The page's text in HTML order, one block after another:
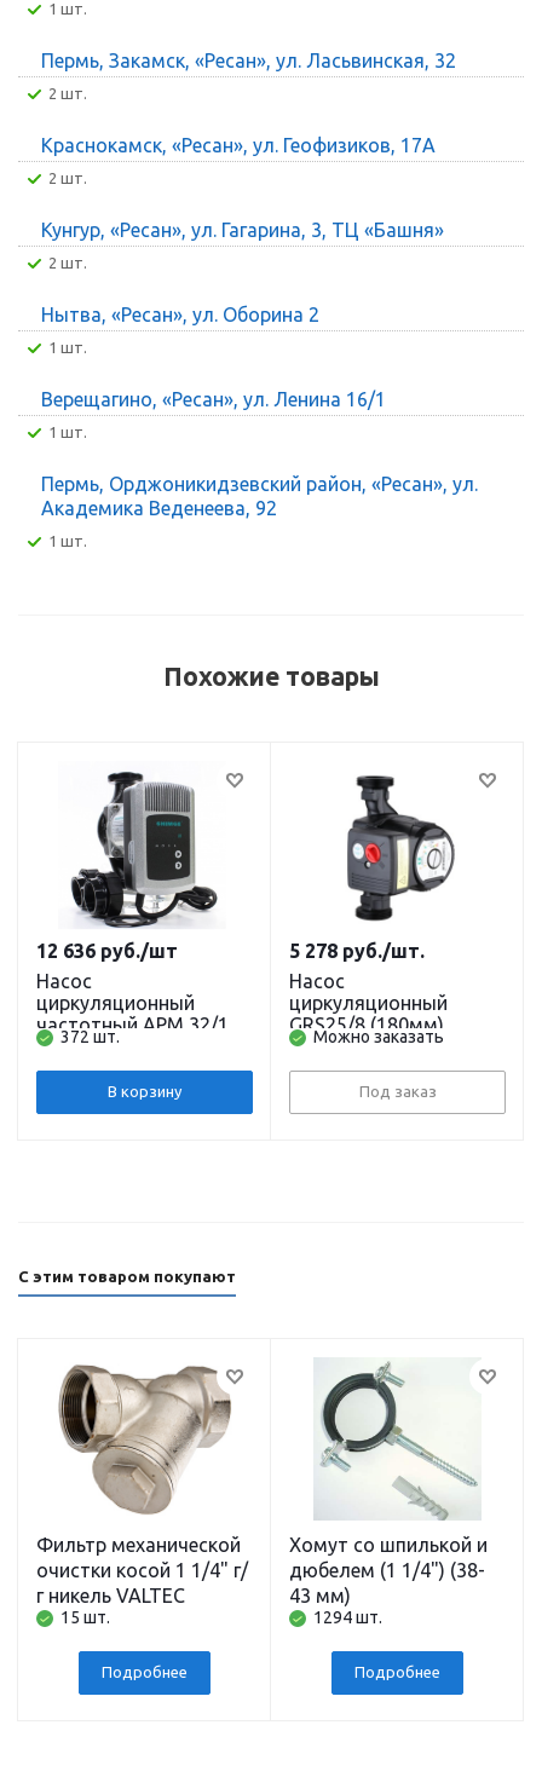
1 шт.
Пермь, Закамск, «Ресан», ул. Ласьвинская, 32
2 шт.
Краснокамск, «Ресан», ул. Геофизиков, 17А
2 шт.
Кунгур, «Ресан», ул. Гагарина, 3, ТЦ «Башня»
2 шт.
Нытва, «Ресан», ул. Оборина 2
1 шт.
Верещагино, «Ресан», ул. Ленина 16/1
1 шт.
Пермь, Орджоникидзевский район, «Ресан», ул.
Академика Веденеева, 92
1 шт.
Похожие товары
Насос
циркуляционный
частотный APM 32/12
(180 мм) с гайками
SHIMGE
372 шт.
12 636 руб./шт
В корзину
Насос
циркуляционный
GRS25/8 (180мм)
(обмотка медь) с
гайками и кабелем
PUMPMAN
Можно заказать
5 278 руб./шт.
Под заказ
С этим товаром покупают
Фильтр механической
очистки косой 1 1/4" г/
г никель VALTEC
15 шт.
Подробнее
Хомут со шпилькой и
дюбелем (1 1/4") (38-
43 мм)
1294 шт.
Подробнее